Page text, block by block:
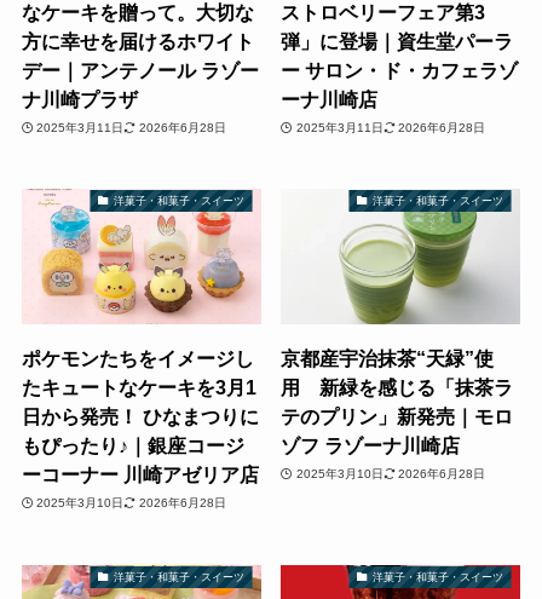
なケーキを贈って。大切な
方に幸せを届けるホワイト
デー｜アンテノール ラゾー
ナ川崎プラザ
2025年3月11日 2026年6月28日
ストロベリーフェア第3
弾」に登場｜資生堂パーラ
ー サロン・ド・カフェラゾ
ーナ川崎店
2025年3月11日 2026年6月28日
洋菓子・和菓子・スイーツ
ポケモンたちをイメージし
たキュートなケーキを3月1
日から発売！ ひなまつりに
もぴったり♪｜銀座コージ
ーコーナー 川崎アゼリア店
2025年3月10日 2026年6月28日
洋菓子・和菓子・スイーツ
京都産宇治抹茶“天緑”使
用 新緑を感じる「抹茶ラ
テのプリン」新発売｜モロ
ゾフ ラゾーナ川崎店
2025年3月10日 2026年6月28日
洋菓子・和菓子・スイーツ 洋菓子・和菓子・スイーツ